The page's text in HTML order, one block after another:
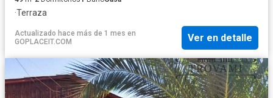
·Terraza
Actualizado hace más de 1 mes en
GOPLACEIT.COM
Ver en detalle